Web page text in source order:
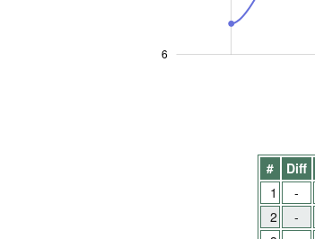
6
# Diff
1
-
2
-